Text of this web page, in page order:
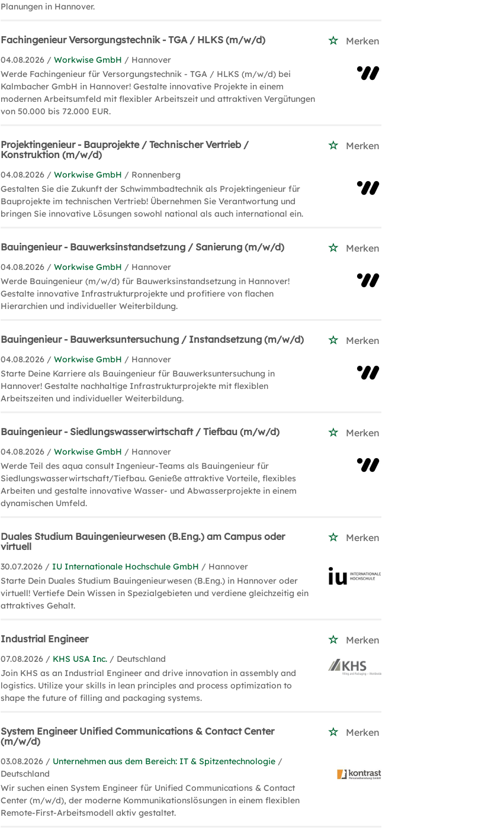
Planungen in Hannover.
Fachingenieur Versorgungstechnik - TGA / HLKS (m/w/d) Merken
04.08.2026 /Workwise GmbH / Hannover
Werde Fachingenieur für Versorgungstechnik - TGA / HLKS (m/w/d) bei
Kalmbacher GmbH in Hannover! Gestalte innovative Projekte in einem
modernen Arbeitsumfeld mit flexibler Arbeitszeit und attraktiven Vergütungen
von 50.000 bis 72.000 EUR.
Projektingenieur - Bauprojekte / Technischer Vertrieb /
Konstruktion (m/w/d)
Merken
04.08.2026 /Workwise GmbH / Ronnenberg
Gestalten Sie die Zukunft der Schwimmbadtechnik als Projektingenieur für
Bauprojekte im technischen Vertrieb! Übernehmen Sie Verantwortung und
bringen Sie innovative Lösungen sowohl national als auch international ein.
Bauingenieur - Bauwerksinstandsetzung / Sanierung (m/w/d) Merken
04.08.2026 /Workwise GmbH / Hannover
Werde Bauingenieur (m/w/d) für Bauwerksinstandsetzung in Hannover!
Gestalte innovative Infrastrukturprojekte und profitiere von flachen
Hierarchien und individueller Weiterbildung.
Bauingenieur - Bauwerksuntersuchung / Instandsetzung (m/w/d) Merken
04.08.2026 /Workwise GmbH / Hannover
Starte Deine Karriere als Bauingenieur für Bauwerksuntersuchung in
Hannover! Gestalte nachhaltige Infrastrukturprojekte mit flexiblen
Arbeitszeiten und individueller Weiterbildung.
Bauingenieur - Siedlungswasserwirtschaft / Tiefbau (m/w/d) Merken
04.08.2026 /Workwise GmbH / Hannover
Werde Teil des aqua consult Ingenieur-Teams als Bauingenieur für
Siedlungswasserwirtschaft/Tiefbau. Genieße attraktive Vorteile, flexibles
Arbeiten und gestalte innovative Wasser- und Abwasserprojekte in einem
dynamischen Umfeld.
Duales Studium Bauingenieurwesen (B.Eng.) am Campus oder
virtuell
Merken
30.07.2026 / IU Internationale Hochschule GmbH / Hannover
Starte Dein Duales Studium Bauingenieurwesen (B.Eng.) in Hannover oder
virtuell! Vertiefe Dein Wissen in Spezialgebieten und verdiene gleichzeitig ein
attraktives Gehalt.
Industrial Engineer Merken
07.08.2026 / KHS USA Inc. / Deutschland
Join KHS as an Industrial Engineer and drive innovation in assembly and
logistics. Utilize your skills in lean principles and process optimization to
shape the future of filling and packaging systems.
System Engineer Unified Communications & Contact Center
(m/w/d)
Merken
03.08.2026 / Unternehmen aus dem Bereich: IT & Spitzentechnologie /
Deutschland
Wir suchen einen System Engineer für Unified Communications & Contact
Center (m/w/d), der moderne Kommunikationslösungen in einem flexiblen
Remote-First-Arbeitsmodell aktiv gestaltet.